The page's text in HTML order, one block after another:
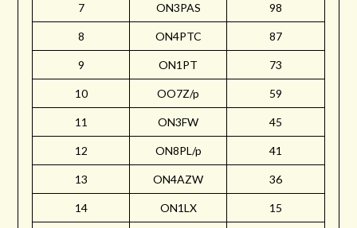
7 ON3PAS 98
8 ON4PTC 87
9 ON1PT 73
10 OO7Z/p 59
11 ON3FW 45
12 ON8PL/p 41
13 ON4AZW 36
14 ON1LX 15